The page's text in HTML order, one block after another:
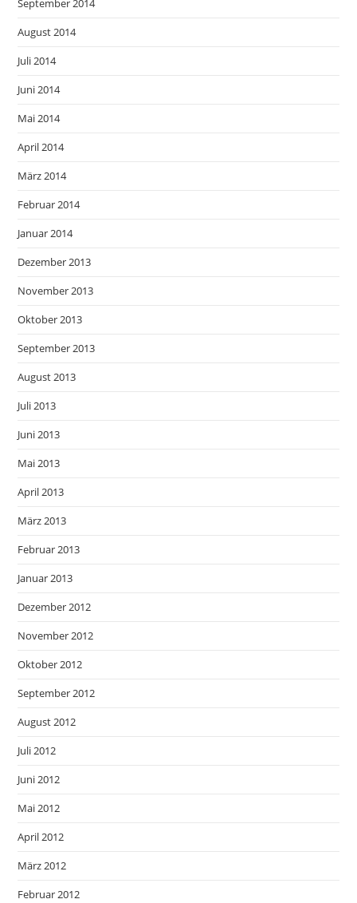
September 2014
August 2014
Juli 2014
Juni 2014
Mai 2014
April 2014
März 2014
Februar 2014
Januar 2014
Dezember 2013
November 2013
Oktober 2013
September 2013
August 2013
Juli 2013
Juni 2013
Mai 2013
April 2013
März 2013
Februar 2013
Januar 2013
Dezember 2012
November 2012
Oktober 2012
September 2012
August 2012
Juli 2012
Juni 2012
Mai 2012
April 2012
März 2012
Februar 2012